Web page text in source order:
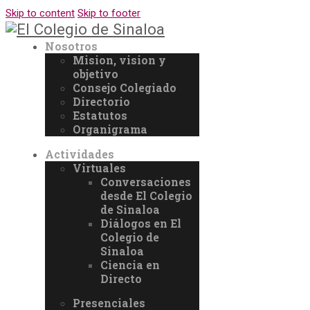
Skip to content Skip to footer
Nosotros
Mision, vision y
objetivo
Consejo Colegiado
Directorio
Estatutos
Organigrama
Actividades
Virtuales
Conversaciones
desde El Colegio
de Sinaloa
Diálogos en El
Colegio de
Sinaloa
Ciencia en
Directo
Presenciales